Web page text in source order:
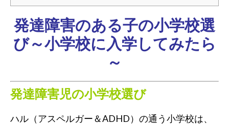
発達障害のある子の小学校選
び～小学校に入学してみたら
～
発達障害児の小学校選び
ハル（アスペルガー＆ADHD）の通う小学校は、